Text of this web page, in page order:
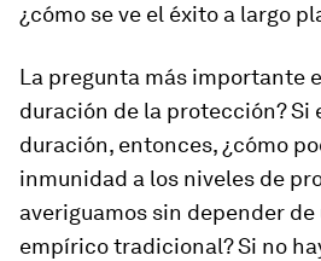
¿cómo se ve el éxito a largo
La pregunta más importante
duración de la protección? Si
duración, entonces, ¿cómo
inmunidad a los niveles de
averiguamos sin depender
empírico tradicional? Si no